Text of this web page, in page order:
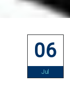
06
Jul